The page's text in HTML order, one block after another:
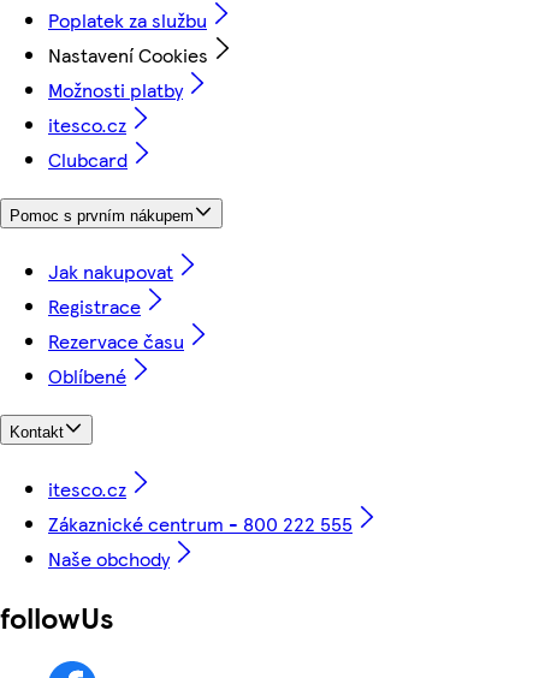
Poplatek za službu
Nastavení Cookies
Možnosti platby
itesco.cz
Clubcard
Pomoc s prvním nákupem
Jak nakupovat
Registrace
Rezervace času
Oblíbené
Kontakt
itesco.cz
Zákaznické centrum - 800 222 555
Naše obchody
followUs